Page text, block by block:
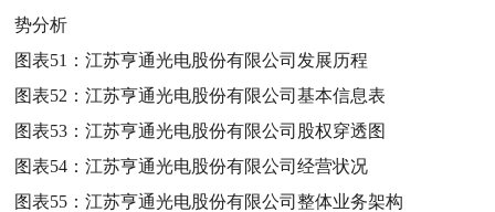
势分析
图表51：江苏亨通光电股份有限公司发展历程
图表52：江苏亨通光电股份有限公司基本信息表
图表53：江苏亨通光电股份有限公司股权穿透图
图表54：江苏亨通光电股份有限公司经营状况
图表55：江苏亨通光电股份有限公司整体业务架构